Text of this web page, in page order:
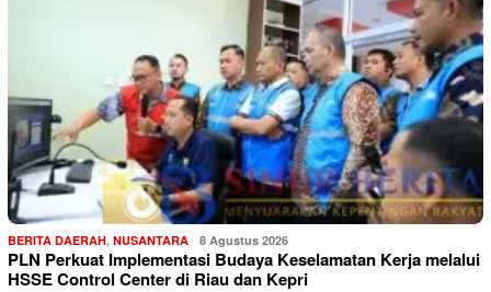
BERITA DAERAH, NUSANTARA 8 Agustus 2026
PLN Perkuat Implementasi Budaya Keselamatan Kerja melalui
HSSE Control Center di Riau dan Kepri